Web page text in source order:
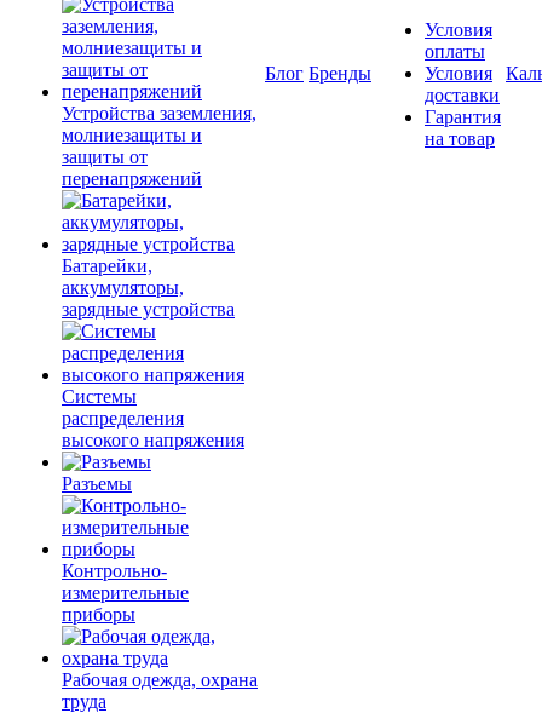
Устройства заземления,
молниезащиты и
защиты от
перенапряжений
Батарейки,
аккумуляторы,
зарядные устройства
Системы
распределения
высокого напряжения
Разъемы
Контрольно-
измерительные
приборы
Рабочая одежда, охрана
труда
Блог Бренды
Условия
оплаты
Условия
доставки
Гарантия
на товар